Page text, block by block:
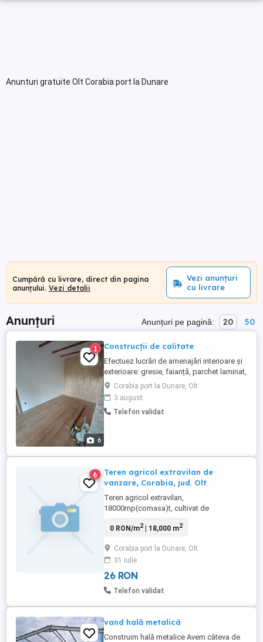
Anunturi gratuite Olt Corabia port la Dunare
Cumpără cu livrare, direct din pagina
anunțului. Vezi detalii
Vezi anunțuri
cu livrare
Anunțuri Anunțuri pe pagină: 20 50
6
1 Construcții de calitate
Efectuez lucrări de amenajări interioare și
exterioare: gresie, faianță, parchet laminat,
băi complete cu instalația de apă,sape,
tencuiala tradițională, decorative,plasa și
adeziv,tinci, zugrăveli etc...Cer și ofer
seriozitate
Corabia port la Dunare, Olt
3 august
Telefon validat
6
Teren agricol extravilan de
vanzare, Corabia, jud. Olt
Teren agricol extravilan,
18000mp(comasa)t, cultivat de
Gheorghe Doja, nr. 3, Corabia, jud.Olt
0 RON/m2| 18,000 m2
Corabia port la Dunare, Olt
31 iulie
26 RON
Telefon validat
vand hală metalicâ
Construim hală metalice Avem câteva de